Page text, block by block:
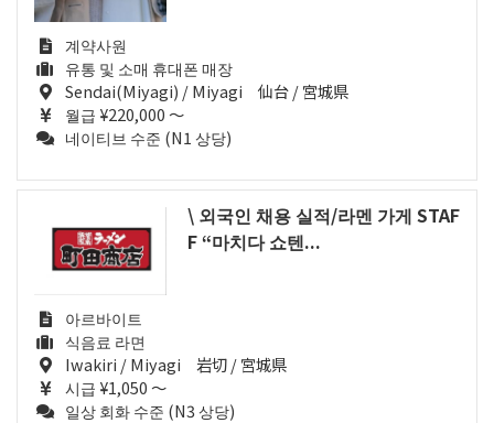
계약사원
유통 및 소매 휴대폰 매장
Sendai(Miyagi) / Miyagi 仙台 / 宮城県
월급 ¥220,000 ～
네이티브 수준 (N1 상당)
\ 외국인 채용 실적/라멘 가게 STAF
F “마치다 쇼텐...
아르바이트
식음료 라면
Iwakiri / Miyagi 岩切 / 宮城県
시급 ¥1,050 ～
일상 회화 수준 (N3 상당)